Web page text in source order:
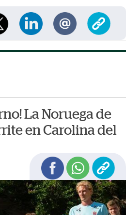
La Noruega de
en Carolina del